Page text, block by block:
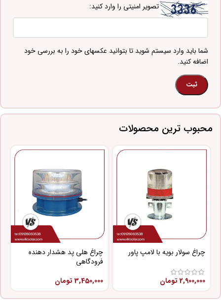
تصویر امنیتی را وارد کنید:
شما باید وارد سیستم شوید تا بتوانید عکسهای خود را به بررسی خود
اضافه کنید.
محبوب ترین محصولات
چراغ سولار بویه با لامپ پاور
2,900,000 تومان
چراغ هلی پد هشدار دهنده
فرودگاهی
3,450,000 تومان